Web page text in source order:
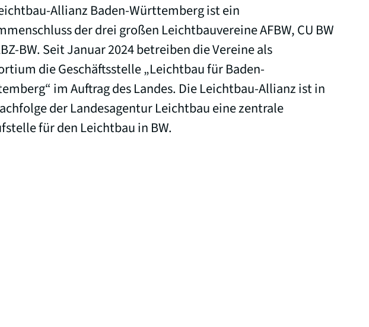
Allianz Baden-Württemberg ist ein
der drei großen Leichtbauvereine AFBW, CU BW
BW. Seit Januar 2024 betreiben die Vereine als
die Geschäftsstelle „Leichtbau für Baden-
im Auftrag des Landes. Die Leichtbau-Allianz ist in
der Landesagentur Leichtbau eine zentrale
für den Leichtbau in BW.